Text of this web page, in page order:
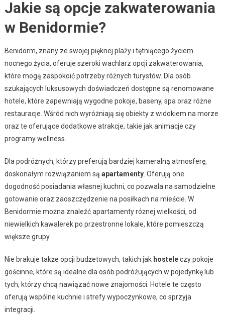
Jakie są opcje zakwaterowania
w Benidormie?
Benidorm, znany ze swojej pięknej plaży i tętniącego życiem
nocnego życia, oferuje szeroki wachlarz opcji zakwaterowania,
które mogą zaspokoić potrzeby różnych turystów. Dla osób
szukających luksusowych doświadczeń dostępne są renomowane
hotele, które zapewniają wygodne pokoje, baseny, spa oraz różne
restauracje. Wśród nich wyróżniają się obiekty z widokiem na morze
oraz te oferujące dodatkowe atrakcje, takie jak animacje czy
programy wellness.
Dla podróżnych, którzy preferują bardziej kameralną atmosferę,
doskonałym rozwiązaniem są apartamenty. Oferują one
dogodność posiadania własnej kuchni, co pozwala na samodzielne
gotowanie oraz zaoszczędzenie na posiłkach na mieście. W
Benidormie można znaleźć apartamenty różnej wielkości, od
niewielkich kawalerek po przestronne lokale, które pomieszczą
większe grupy.
Nie brakuje także opcji budżetowych, takich jak hosteleczy pokoje
gościnne, które są idealne dla osób podróżujących w pojedynkę lub
tych, którzy chcą nawiązać nowe znajomości. Hotele te często
oferują wspólne kuchnie i strefy wypoczynkowe, co sprzyja
integracji.